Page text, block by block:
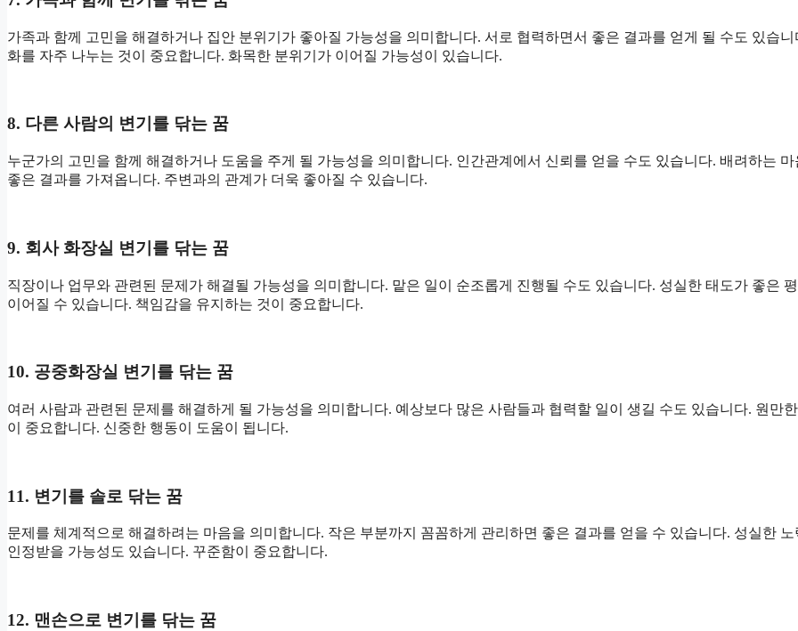
가족과 함께 고민을 해결하거나 집안 분위기가 좋아질 가능성을 의미합니다. 서로 협력하면서 좋은 결과를 얻게 될 수도 있습니
화를 자주 나누는 것이 중요합니다. 화목한 분위기가 이어질 가능성이 있습니다.
8. 다른 사람의 변기를 닦는 꿈
누군가의 고민을 함께 해결하거나 도움을 주게 될 가능성을 의미합니다. 인간관계에서 신뢰를 얻을 수도 있습니다. 배려하는 마
좋은 결과를 가져옵니다. 주변과의 관계가 더욱 좋아질 수 있습니다.
9. 회사 화장실 변기를 닦는 꿈
직장이나 업무와 관련된 문제가 해결될 가능성을 의미합니다. 맡은 일이 순조롭게 진행될 수도 있습니다. 성실한 태도가 좋은
이어질 수 있습니다. 책임감을 유지하는 것이 중요합니다.
10. 공중화장실 변기를 닦는 꿈
여러 사람과 관련된 문제를 해결하게 될 가능성을 의미합니다. 예상보다 많은 사람들과 협력할 일이 생길 수도 있습니다. 원만
이 중요합니다. 신중한 행동이 도움이 됩니다.
11. 변기를 솔로 닦는 꿈
문제를 체계적으로 해결하려는 마음을 의미합니다. 작은 부분까지 꼼꼼하게 관리하면 좋은 결과를 얻을 수 있습니다. 성실한 노
인정받을 가능성도 있습니다. 꾸준함이 중요합니다.
12. 맨손으로 변기를 닦는 꿈